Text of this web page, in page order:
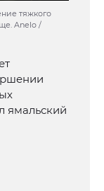
тяжкого
Anelo /
ямальский